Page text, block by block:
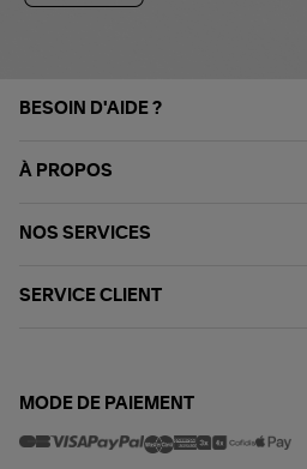
BESOIN D'AIDE ?
À PROPOS
NOS SERVICES
SERVICE CLIENT
MODE DE PAIEMENT